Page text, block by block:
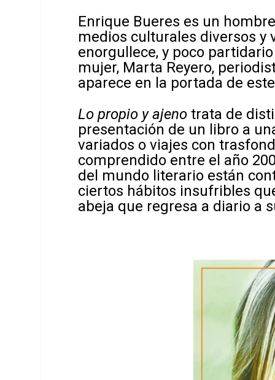
Enrique Bueres es un
medios culturales diversos y
enorgullece, y poco
mujer, Marta Reyero,
aparece en la portada de
Lo propio y ajeno trata de
presentación de un libro a
variados o viajes con
comprendido entre el año
del mundo literario están
ciertos hábitos insufribles
abeja que regresa a diario a